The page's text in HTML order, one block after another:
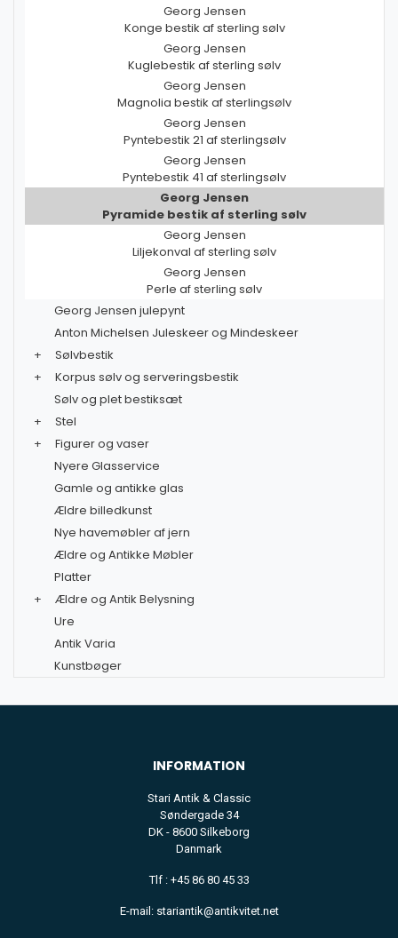
Georg Jensen
Konge bestik af sterling sølv
Georg Jensen
Kuglebestik af sterling sølv
Georg Jensen
Magnolia bestik af sterlingsølv
Georg Jensen
Pyntebestik 21 af sterlingsølv
Georg Jensen
Pyntebestik 41 af sterlingsølv
Georg Jensen
Pyramide bestik af sterling sølv
Georg Jensen
Liljekonval af sterling sølv
Georg Jensen
Perle af sterling sølv
Georg Jensen julepynt
Anton Michelsen Juleskeer og Mindeskeer
+
Sølvbestik
+
Korpus sølv og serveringsbestik
Sølv og plet bestiksæt
+
Stel
+
Figurer og vaser
Nyere Glasservice
Gamle og antikke glas
Ældre billedkunst
Nye havemøbler af jern
Ældre og Antikke Møbler
Platter
+
Ældre og Antik Belysning
Ure
Antik Varia
Kunstbøger
INFORMATION
Stari Antik & Classic
Søndergade 34
DK - 8600 Silkeborg
Danmark
Tlf : +45 86 80 45 33
E-mail: stariantik@antikvitet.net